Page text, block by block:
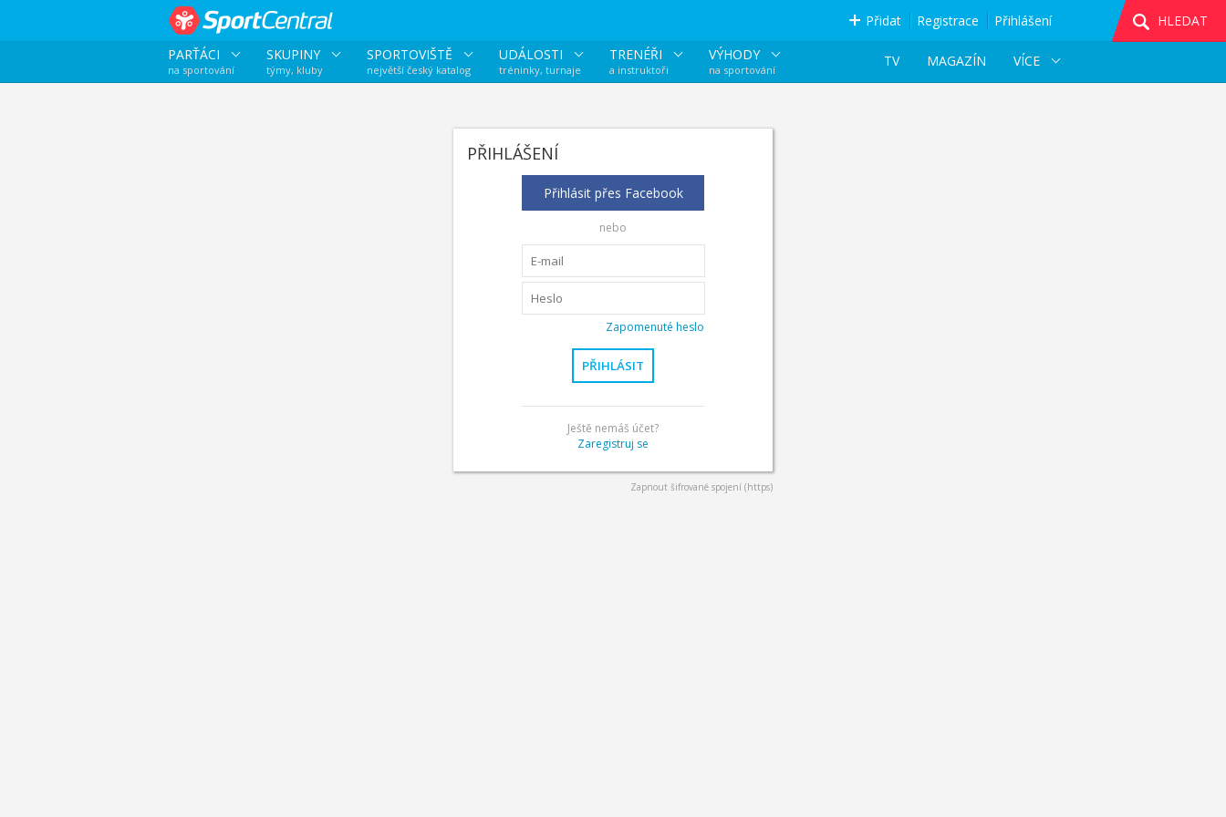
Přidat Registrace Přihlášení
HLEDAT
PARŤÁCI
na sportování
SKUPINY
týmy, kluby
SPORTOVIŠTĚ
největší český katalog
UDÁLOSTI
tréninky, turnaje
TRENÉŘI
a instruktoři
VÝHODY
na sportování
VÍCE
MAGAZÍN
TV
PŘIHLÁŠENÍ
Přihlásit přes Facebook
nebo
Zapomenuté heslo
Ještě nemáš účet?
Zaregistruj se
Zapnout šifrované spojení (https)